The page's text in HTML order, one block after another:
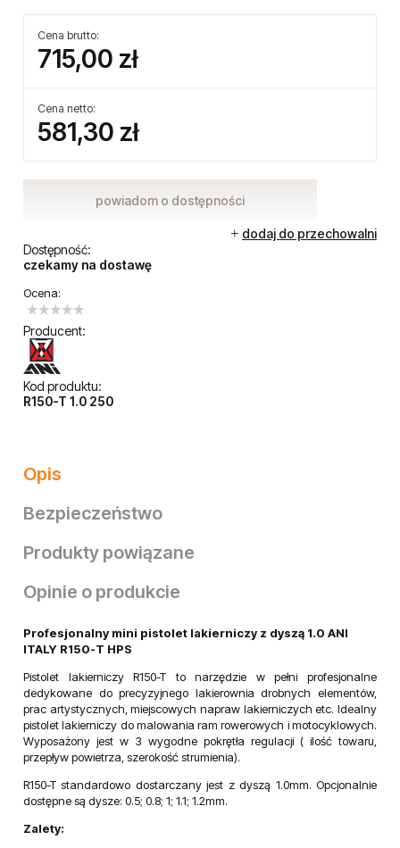
Cena brutto:
715,00 zł
Cena netto:
581,30 zł
powiadom o dostępności
dodaj do przechowalni
Dostępność:
czekamy na dostawę
Ocena:
Producent:
Kod produktu:
R150-T 1.0 250
Opis
Bezpieczeństwo
Produkty powiązane
Opinie o produkcie
Profesjonalny mini pistolet lakierniczy z dyszą 1.0 ANI
ITALY R150-T HPS
Pistolet lakierniczy R150-T to narzędzie w pełni profesjonalne
dedykowane do precyzyjnego lakierownia drobnych elementów,
prac artystycznych, miejscowych napraw lakierniczych etc. Idealny
pistolet lakierniczy do malowania ram rowerowych i motocyklowych.
Wyposażony jest w 3 wygodne pokrętła regulacji ( ilość towaru,
przepływ powietrza, szerokość strumienia).
R150-T standardowo dostarczany jest z dyszą 1.0mm. Opcjonalnie
dostępne są dysze: 0.5; 0.8; 1; 1.1; 1.2mm.
Zalety: